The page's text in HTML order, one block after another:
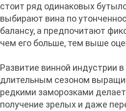
стоит ряд одинаковых
выбирают вина по
балансу, а предпочитают
чем его больше, тем выше
Развитие винной индустрии в
длительным сезоном
редкими заморозками
получение зрелых и даже